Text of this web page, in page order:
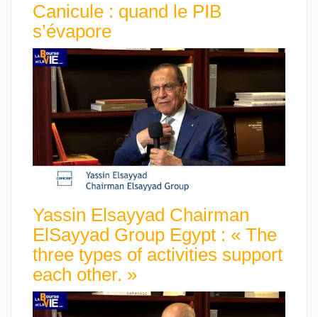
Canicule : quand le PIB
s’évapore
Yassin Elsayyad Chairman
ElSayyad Group Egypt : « The
three types of activities support
each other. »